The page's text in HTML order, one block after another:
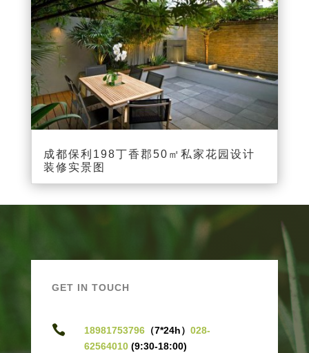
成都保利198丁香郡50㎡私家花园设计
装修实景图
GET IN TOUCH
 18981753796（7*24h） 028-
62564010 (9:30-18:00)